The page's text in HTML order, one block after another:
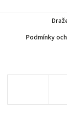
Podmínky